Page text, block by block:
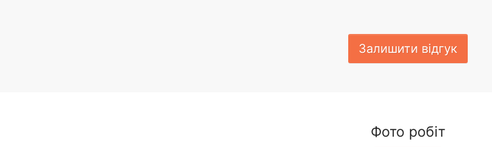
Залишити відгук
Фото робіт